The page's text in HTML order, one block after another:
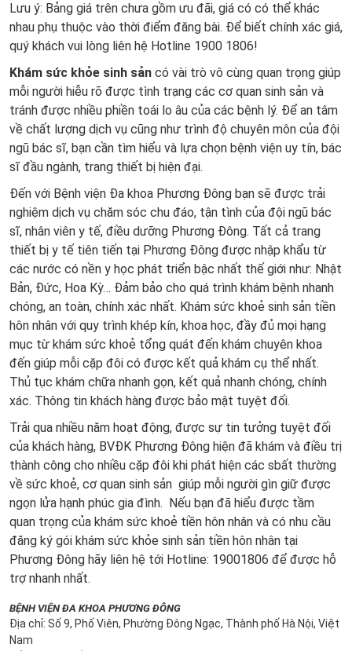
Lưu ý: Bảng giá trên chưa gồm ưu đãi, giá có có thể khác
nhau phụ thuộc vào thời điểm đăng bài. Để biết chính xác giá,
quý khách vui lòng liên hệ Hotline 1900 1806!
Khám sức khỏe sinh sản có vài trò vô cùng quan trọng giúp
mỗi người hiễu rõ được tình trạng các cơ quan sinh sản và
tránh được nhiều phiền toái lo âu của các bệnh lý. Để an tâm
về chất lượng dịch vụ cũng như trình độ chuyên môn của đội
ngũ bác sĩ, bạn cần tìm hiểu và lựa chọn bệnh viện uy tín, bác
sĩ đầu ngành, trang thiết bị hiện đại.
Đến với Bệnh viện Đa khoa Phương Đông bạn sẽ được trải
nghiệm dịch vụ chăm sóc chu đáo, tận tình của đội ngũ bác
sĩ, nhân viên y tế, điều dưỡng Phương Đông. Tất cả trang
thiết bị y tế tiên tiến tại Phương Đông được nhập khẩu từ
các nước có nền y học phát triển bậc nhất thế giới như: Nhật
Bản, Đức, Hoa Kỳ… Đảm bảo cho quá trình khám bệnh nhanh
chóng, an toàn, chính xác nhất. Khám sức khoẻ sinh sản tiền
hôn nhân với quy trình khép kín, khoa học, đầy đủ mọi hạng
mục từ khám sức khoẻ tổng quát đến khám chuyên khoa
đến giúp mỗi cặp đôi có được kết quả khám cụ thể nhất.
Thủ tục khám chữa nhanh gọn, kết quả nhanh chóng, chính
xác. Thông tin khách hàng được bảo mật tuyệt đối.
Trải qua nhiều năm hoạt động, được sự tin tưởng tuyệt đối
của khách hàng, BVĐK Phương Đông hiện đã khám và điều trị
thành công cho nhiều cặp đôi khi phát hiện các sbất thường
về sức khoẻ, cơ quan sinh sản giúp mỗi người gìn giữ được
ngọn lửa hạnh phúc gia đình. Nếu bạn đã hiểu được tầm
quan trọng của khám sức khoẻ tiền hôn nhân và có nhu cầu
đăng ký gói khám sức khỏe sinh sản tiền hôn nhân tại
Phương Đông hãy liên hệ tới Hotline: 19001806 để được hỗ
trợ nhanh nhất.
BỆNH VIỆN ĐA KHOA PHƯƠNG ĐÔNG
Địa chỉ: Số 9, Phố Viên, Phường Đông Ngạc, Thành phố Hà Nội, Việt
Nam